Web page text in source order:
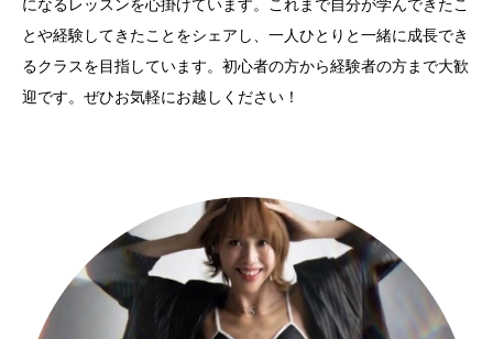
とや経験してきたことをシェアし、一人ひとりと一緒に成長でき
るクラスを目指しています。初心者の方から経験者の方まで大歓
迎です。ぜひお気軽にお越しください！